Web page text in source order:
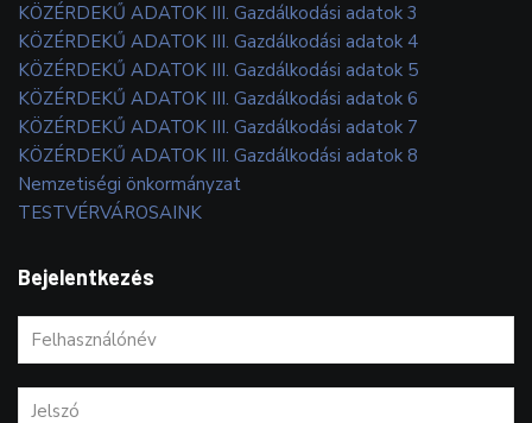
KÖZÉRDEKŰ ADATOK III. Gazdálkodási adatok 3
KÖZÉRDEKŰ ADATOK III. Gazdálkodási adatok 4
KÖZÉRDEKŰ ADATOK III. Gazdálkodási adatok 5
KÖZÉRDEKŰ ADATOK III. Gazdálkodási adatok 6
KÖZÉRDEKŰ ADATOK III. Gazdálkodási adatok 7
KÖZÉRDEKŰ ADATOK III. Gazdálkodási adatok 8
Nemzetiségi önkormányzat
TESTVÉRVÁROSAINK
Bejelentkezés